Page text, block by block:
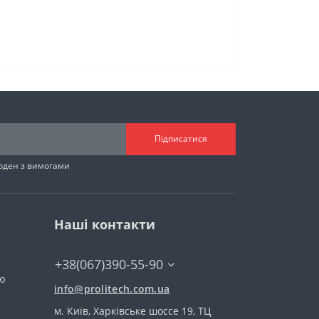
Підписатися
з вимогами
Наші контакти
+38(067)390-55-90
info@prolitech.com.ua
м. Київ, Харківське шоссе 19, ТЦ